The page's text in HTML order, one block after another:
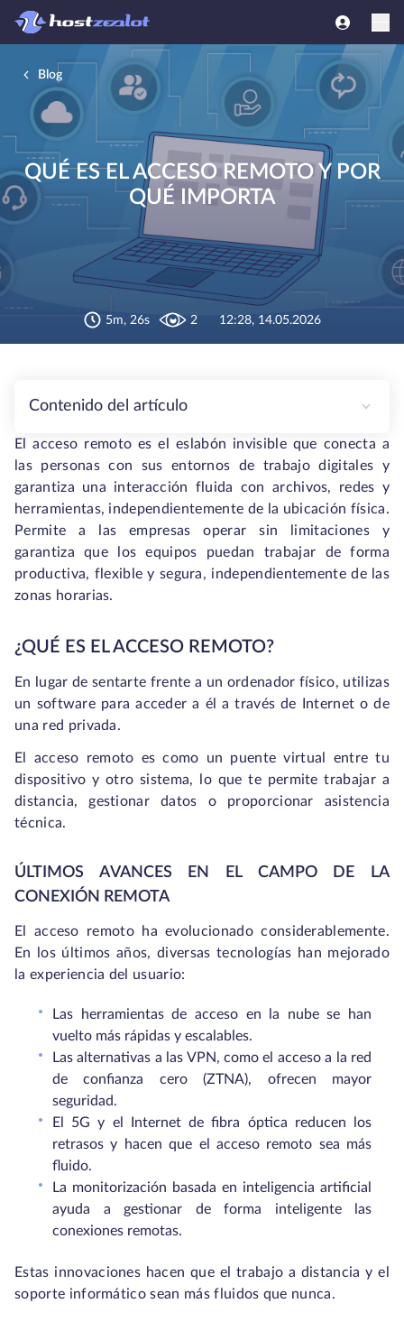
Blog
QUÉ ES EL ACCESO REMOTO Y POR
QUÉ IMPORTA
5m, 26s 2 12:28, 14.05.2026
Contenido del artículo
El acceso remoto es el eslabón invisible que conecta a
las personas con sus entornos de trabajo digitales y
garantiza una interacción fluida con archivos, redes y
herramientas, independientemente de la ubicación física.
Permite a las empresas operar sin limitaciones y
garantiza que los equipos puedan trabajar de forma
productiva, flexible y segura, independientemente de las
zonas horarias.
¿QUÉ ES EL ACCESO REMOTO?
En lugar de sentarte frente a un ordenador físico, utilizas
un software para acceder a él a través de Internet o de
una red privada.
El acceso remoto es como un puente virtual entre tu
dispositivo y otro sistema, lo que te permite trabajar a
distancia, gestionar datos o proporcionar asistencia
técnica.
ÚLTIMOS AVANCES EN EL CAMPO DE LA
CONEXIÓN REMOTA
El acceso remoto ha evolucionado considerablemente.
En los últimos años, diversas tecnologías han mejorado
la experiencia del usuario:
Las herramientas de acceso en la nube se han
vuelto más rápidas y escalables.
Las alternativas a las VPN, como el acceso a la red
de confianza cero (ZTNA), ofrecen mayor
seguridad.
El 5G y el Internet de fibra óptica reducen los
retrasos y hacen que el acceso remoto sea más
fluido.
La monitorización basada en inteligencia artificial
ayuda a gestionar de forma inteligente las
conexiones remotas.
Estas innovaciones hacen que el trabajo a distancia y el
soporte informático sean más fluidos que nunca.